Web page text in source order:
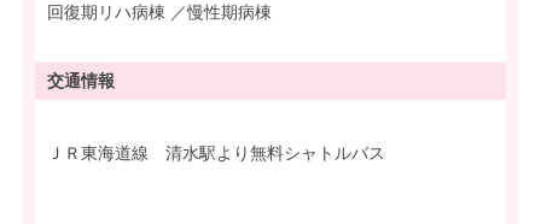
回復期リハ病棟 ／慢性期病棟
交通情報
ＪＲ東海道線 清水駅より無料シャトルバス